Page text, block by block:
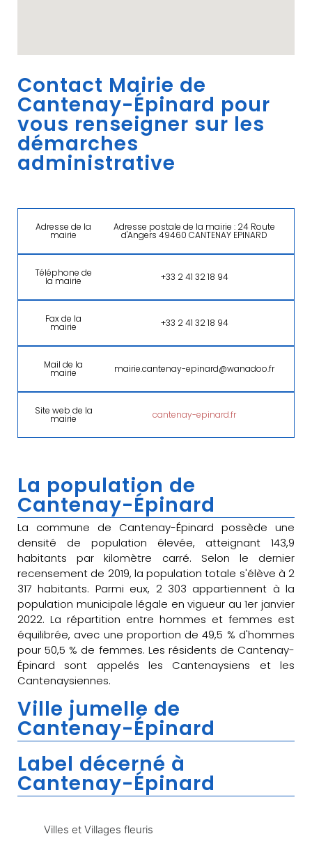
Contact Mairie de
Cantenay-Épinard pour
vous renseigner sur les
démarches
administrative
Adresse de la
mairie
Adresse postale de la mairie : 24 Route
d'Angers 49460 CANTENAY EPINARD
Téléphone de
la mairie +33 2 41 32 18 94
Fax de la
mairie +33 2 41 32 18 94
Mail de la
mairie mairie.cantenay-epinard@wanadoo.fr
Site web de la
mairie cantenay-epinard.fr
La population de
Cantenay-Épinard
La commune de Cantenay-Épinard possède une
densité de population élevée, atteignant 143,9
habitants par kilomètre carré. Selon le dernier
recensement de 2019, la population totale s'élève à 2
317 habitants. Parmi eux, 2 303 appartiennent à la
population municipale légale en vigueur au 1er janvier
2022. La répartition entre hommes et femmes est
équilibrée, avec une proportion de 49,5 % d'hommes
pour 50,5 % de femmes. Les résidents de Cantenay-
Épinard sont appelés les Cantenaysiens et les
Cantenaysiennes.
Ville jumelle de
Cantenay-Épinard
Label décerné à
Cantenay-Épinard
Villes et Villages fleuris